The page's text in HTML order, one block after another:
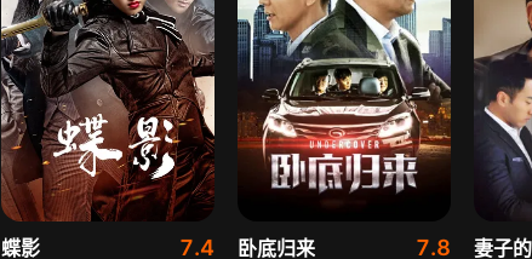
蝶影 7.4 卧底归来 7.8 妻子